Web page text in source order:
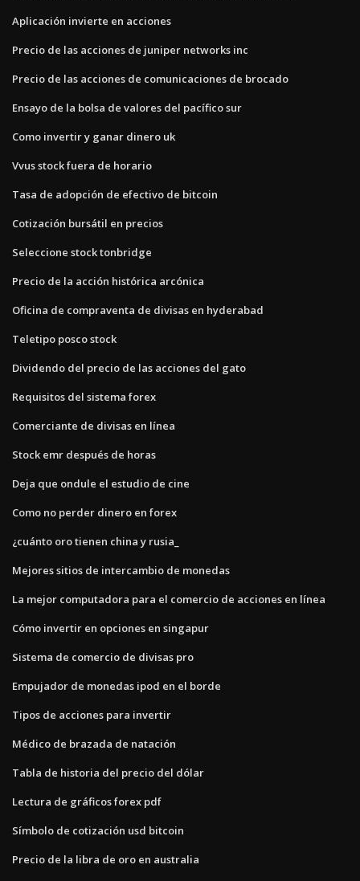
Aplicación invierte en acciones
Precio de las acciones de juniper networks inc
Precio de las acciones de comunicaciones de brocado
Ensayo de la bolsa de valores del pacífico sur
Como invertir y ganar dinero uk
Vvus stock fuera de horario
Tasa de adopción de efectivo de bitcoin
Cotización bursátil en precios
Seleccione stock tonbridge
Precio de la acción histórica arcónica
Oficina de compraventa de divisas en hyderabad
Teletipo posco stock
Dividendo del precio de las acciones del gato
Requisitos del sistema forex
Comerciante de divisas en línea
Stock emr después de horas
Deja que ondule el estudio de cine
Como no perder dinero en forex
¿cuánto oro tienen china y rusia_
Mejores sitios de intercambio de monedas
La mejor computadora para el comercio de acciones en línea
Cómo invertir en opciones en singapur
Sistema de comercio de divisas pro
Empujador de monedas ipod en el borde
Tipos de acciones para invertir
Médico de brazada de natación
Tabla de historia del precio del dólar
Lectura de gráficos forex pdf
Símbolo de cotización usd bitcoin
Precio de la libra de oro en australia